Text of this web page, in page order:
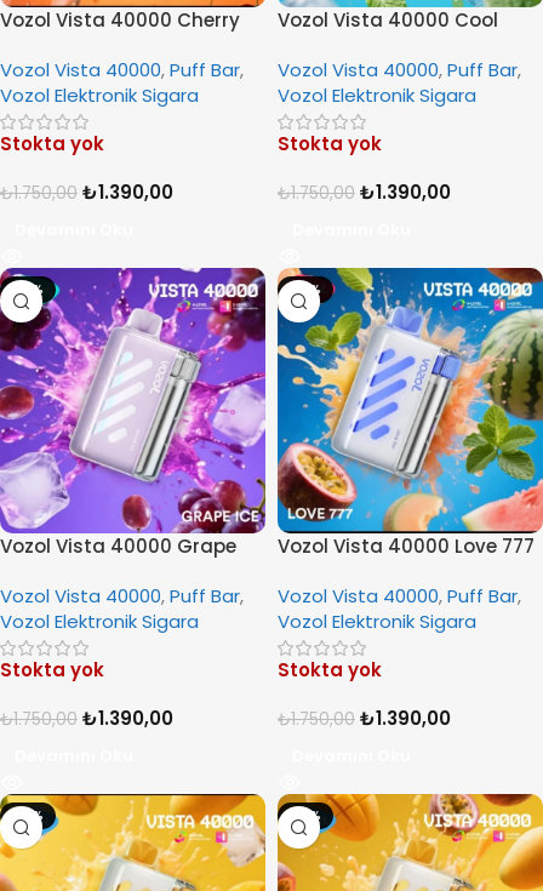
Vozol Vista 40000 Cherry
Vozol Vista 40000,Puff Bar,
Vozol Elektronik Sigara
Stokta yok
₺1.750,00 ₺1.390,00
Vozol Vista 40000 Cool
Vozol Vista 40000,Puff Bar,
Vozol Elektronik Sigara
Stokta yok
₺1.750,00 ₺1.390,00
-21%
Vozol Vista 40000 Grape
Vozol Vista 40000,Puff Bar,
Vozol Elektronik Sigara
Stokta yok
₺1.750,00 ₺1.390,00
-21%
Vozol Vista 40000 Love 777
Vozol Vista 40000,Puff Bar,
Vozol Elektronik Sigara
Stokta yok
₺1.750,00 ₺1.390,00
-21% -21%